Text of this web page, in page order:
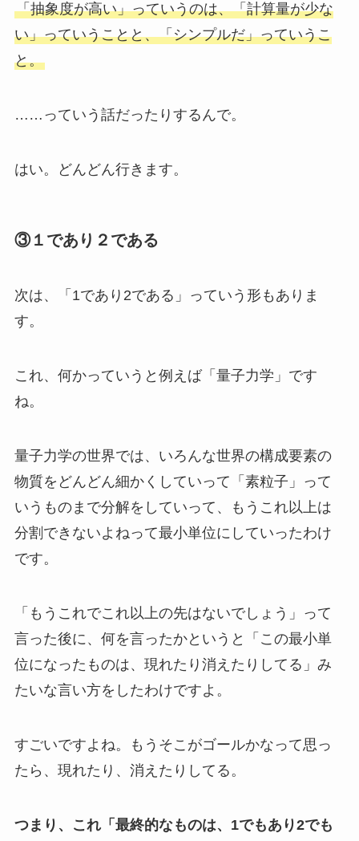
「抽象度が高い」っていうのは、「計算量が少な
い」っていうことと、「シンプルだ」っていうこ
と。
……っていう話だったりするんで。
はい。どんどん行きます。
③１であり２である
次は、「1であり2である」っていう形もありま
す。
これ、何かっていうと例えば「量子力学」です
ね。
量子力学の世界では、いろんな世界の構成要素の
物質をどんどん細かくしていって「素粒子」って
いうものまで分解をしていって、もうこれ以上は
分割できないよねって最小単位にしていったわけ
です。
「もうこれでこれ以上の先はないでしょう」って
言った後に、何を言ったかというと「この最小単
位になったものは、現れたり消えたりしてる」み
たいな言い方をしたわけですよ。
すごいですよね。もうそこがゴールかなって思っ
たら、現れたり、消えたりしてる。
つまり、これ「最終的なものは、1でもあり2でも